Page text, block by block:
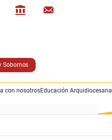
Sobornos
con nosotrosEducación Arquidiocesana